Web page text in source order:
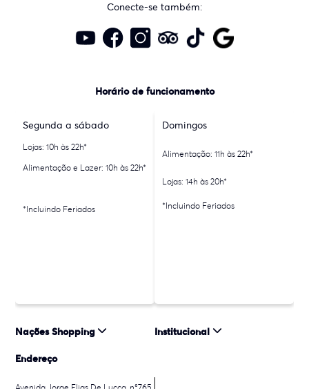
Conecte-se também:
Horário de funcionamento
Segunda a sábado
Lojas: 10h às 22h*
Alimentação e Lazer: 10h às 22h*
*Incluindo Feriados
Domingos
Alimentação: 11h às 22h*
Lojas: 14h às 20h*
*Incluindo Feriados
Nações Shopping Institucional
Endereço